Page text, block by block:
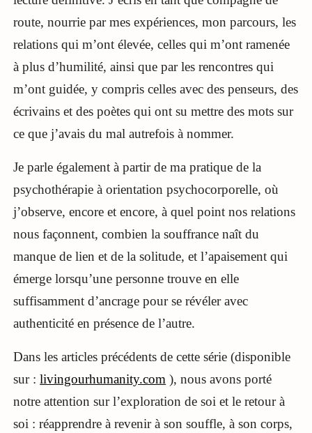
route, nourrie par mes expériences, mon parcours, les
relations qui m’ont élevée, celles qui m’ont ramenée
à plus d’humilité, ainsi que par les rencontres qui
m’ont guidée, y compris celles avec des penseurs, des
écrivains et des poètes qui ont su mettre des mots sur
ce que j’avais du mal autrefois à nommer.
Je parle également à partir de ma pratique de la
psychothérapie à orientation psychocorporelle, où
j’observe, encore et encore, à quel point nos relations
nous façonnent, combien la souffrance naît du
manque de lien et de la solitude, et l’apaisement qui
émerge lorsqu’une personne trouve en elle
suffisamment d’ancrage pour se révéler avec
authenticité en présence de l’autre.
Dans les articles précédents de cette série (disponible
sur :livingourhumanity.com ), nous avons porté
notre attention sur l’exploration de soi et le retour à
soi : réapprendre à revenir à son souffle, à son corps,